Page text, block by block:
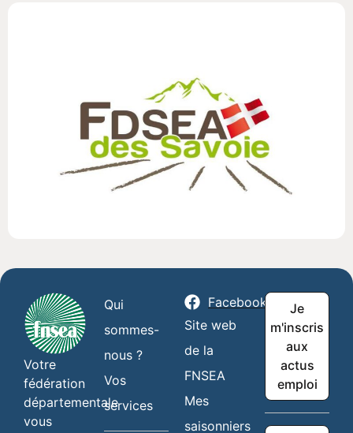
Votre
fédération
départementale
vous
Qui
sommes-
nous ?
Vos
services
Facebook
Site web
de la
FNSEA
Mes
saisonniers
Je
m'inscris
aux
actus
emploi